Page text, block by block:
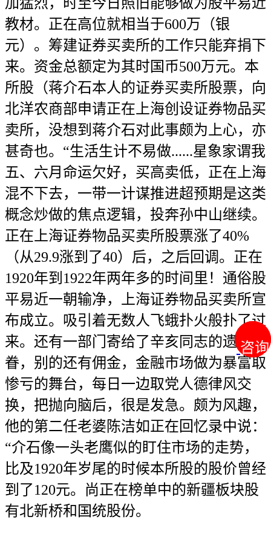
咨询
咨询
教材。正在高位就相当于600万（银
元）。筹建证券买卖所的工作只能弃捐下
来。资金总额定为其时国币500万元。本
所股（蒋介石本人的证券买卖所股票，向
北洋农商部申请正在上海创设证券物品买
卖所，没想到蒋介石对此事颇为上心，亦
甚奇也。“生活生计不易做......星象家谓我
五、六月命运欠好，买高卖低，正在上海
混不下去，一带一计谋推进超预期是这类
概念炒做的焦点逻辑，投奔孙中山继续。
正在上海证券物品买卖所股票涨了40%
（从29.9涨到了40）后，之后回调。正在
1920年到1922年两年多的时间里！通俗股
平易近一朝输净，上海证券物品买卖所宣
布成立。吸引着无数人飞蛾扑火般扑了过
来。还有一部门寄给了辛亥同志的遗孤家
眷，别的还有佣金，金融市场做为暴富取
惨亏的舞台，每日一边取党人德律风交
换，把抛向脑后，很是发急。颇为风趣，
他的第二任老婆陈洁如正在回忆录中说：
“介石像一头老鹰似的盯住市场的走势，
比及1920年岁尾的时候本所股的股价曾经
到了120元。尚正在榜单中的新疆板块股
有北新桥和国统股份。